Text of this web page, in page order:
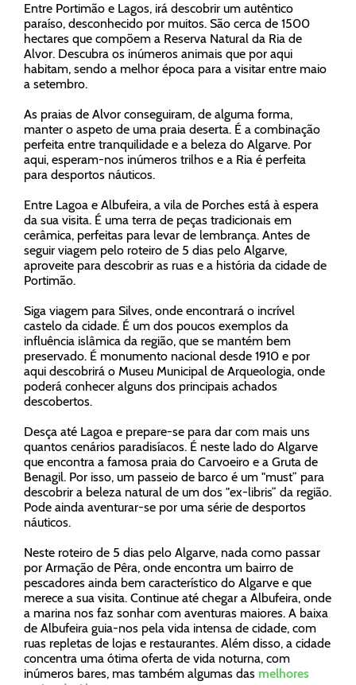
Entre Portimão e Lagos, irá descobrir um autêntico
paraíso, desconhecido por muitos. São cerca de 1500
hectares que compõem a Reserva Natural da Ria de
Alvor. Descubra os inúmeros animais que por aqui
habitam, sendo a melhor época para a visitar entre maio
a setembro.
As praias de Alvor conseguiram, de alguma forma,
manter o aspeto de uma praia deserta. É a combinação
perfeita entre tranquilidade e a beleza do Algarve. Por
aqui, esperam-nos inúmeros trilhos e a Ria é perfeita
para desportos náuticos.
Entre Lagoa e Albufeira, a vila de Porches está à espera
da sua visita. É uma terra de peças tradicionais em
cerâmica, perfeitas para levar de lembrança. Antes de
seguir viagem pelo roteiro de 5 dias pelo Algarve,
aproveite para descobrir as ruas e a história da cidade de
Portimão.
Siga viagem para Silves, onde encontrará o incrível
castelo da cidade. É um dos poucos exemplos da
influência islâmica da região, que se mantém bem
preservado. É monumento nacional desde 1910 e por
aqui descobrirá o Museu Municipal de Arqueologia, onde
poderá conhecer alguns dos principais achados
descobertos.
Desça até Lagoa e prepare-se para dar com mais uns
quantos cenários paradisíacos. É neste lado do Algarve
que encontra a famosa praia do Carvoeiro e a Gruta de
Benagil. Por isso, um passeio de barco é um "must” para
descobrir a beleza natural de um dos "ex-libris” da região.
Pode ainda aventurar-se por uma série de desportos
náuticos.
Neste roteiro de 5 dias pelo Algarve, nada como passar
por Armação de Pêra, onde encontra um bairro de
pescadores ainda bem característico do Algarve e que
merece a sua visita. Continue até chegar a Albufeira, onde
a marina nos faz sonhar com aventuras maiores. A baixa
de Albufeira guia-nos pela vida intensa de cidade, com
ruas repletas de lojas e restaurantes. Além disso, a cidade
concentra uma ótima oferta de vida noturna, com
inúmeros bares, mas também algumas das melhores